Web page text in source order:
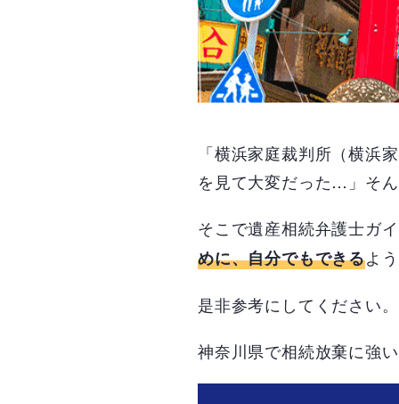
「横浜家庭裁判所（横浜
を見て大変だった…」そ
そこで遺産相続弁護士ガ
めに、自分でもできるよ
是非参考にしてください。
神奈川県で相続放棄に強